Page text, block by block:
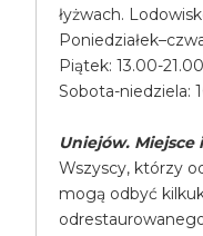
łyżwach.
Piątek: 13.00-21.00
Sobota-niedziela:
Uniejów. Miejsce
Wszyscy, którzy
mogą odbyć